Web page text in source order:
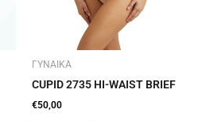
ΓΥΝΑΙΚΑ
CUPID 2735 HI-WAIST BRIEF
€50,00
να
επιλεγούν
στη
του